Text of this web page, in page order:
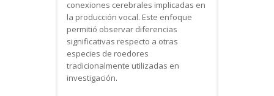
conexiones cerebrales implicadas en
la producción vocal. Este enfoque
permitió observar diferencias
significativas respecto a otras
especies de roedores
tradicionalmente utilizadas en
investigación.